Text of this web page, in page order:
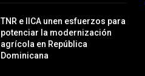
TNR e IICA unen esfuerzos para
potenciar la modernización
agrícola en República
Dominicana